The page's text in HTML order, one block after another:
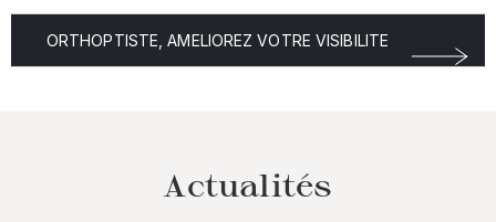
ORTHOPTISTE, AMELIOREZ VOTRE VISIBILITE
Actualités